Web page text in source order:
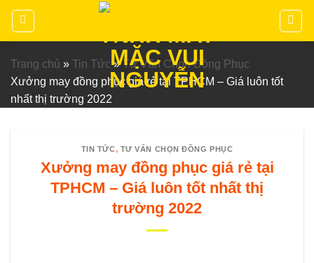
Chuyển
nội
dungTrang chủ » Tin Tức»Tư Vấn Chọn Đồng Phục
Xưởng may đồng phục giá rẻ tại TPHCM – Giá luôn tốt
nhất thị trường 2022
TIN TỨC, TƯ VẤN CHỌN ĐỒNG PHỤC
Xưởng may đồng phục giá rẻ tại
TPHCM – Giá luôn tốt nhất thị
trường 2022